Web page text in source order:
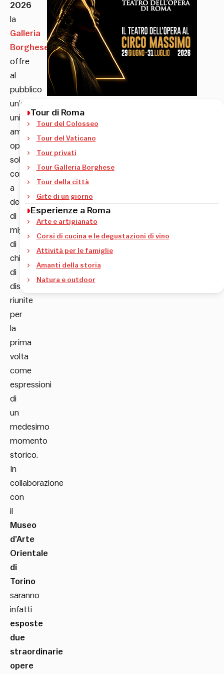
2026
la
Galleria
Borghese
offre
al
pubblico
un’occasione
unica:
ammirare
opere
solitamente
conservate
a
decine
di
migliaia
di
chilometri
di
distanza,
riunite
per
la
prima
volta
come
espressioni
di
un
medesimo
momento
storico.
In
collaborazione
con
il
Museo
d’Arte
Orientale
di
Torino
saranno
infatti
esposte
due
straordinarie
opere
Tour di Roma
Tour del Colosseo
Tour del Vaticano
Tour privati
Tour Galleria Borghese
Tour della città
Gite di un giorno
Esperienze a Roma
Arte e artigianato
Corsi di cucina e le degustazioni di vino
Attività per le famiglie
Amanti della storia
Natura e outdoor